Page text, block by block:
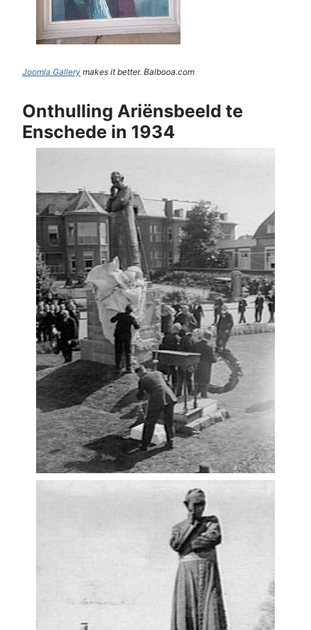
Joomla Gallery makes it better. Balbooa.com
Onthulling Ariënsbeeld te
Enschede in 1934